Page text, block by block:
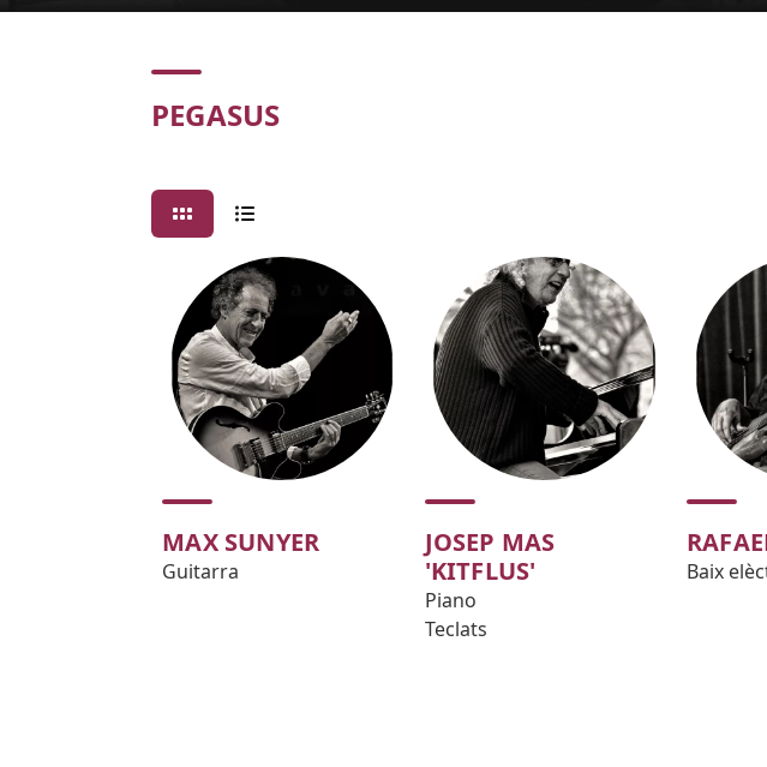
Concert
PEGASUS
MAX SUNYER
Guitarra
JOSEP MAS
'KITFLUS'
Piano
Teclats
Baix